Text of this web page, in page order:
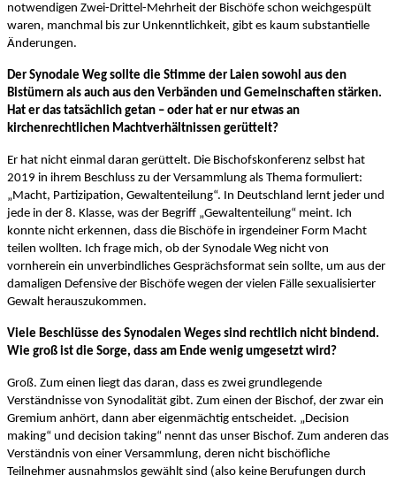
notwendigen Zwei-Drittel-Mehrheit der Bischöfe schon weichgespült
waren, manchmal bis zur Unkenntlichkeit, gibt es kaum substantielle
Änderungen.
Der Synodale Weg sollte die Stimme der Laien sowohl aus den
Bistümern als auch aus den Verbänden und Gemeinschaften stärken.
Hat er das tatsächlich getan – oder hat er nur etwas an
kirchenrechtlichen Machtverhältnissen gerüttelt?
Er hat nicht einmal daran gerüttelt. Die Bischofskonferenz selbst hat
2019 in ihrem Beschluss zu der Versammlung als Thema formuliert:
„Macht, Partizipation, Gewaltenteilung“. In Deutschland lernt jeder und
jede in der 8. Klasse, was der Begriff „Gewaltenteilung“ meint. Ich
konnte nicht erkennen, dass die Bischöfe in irgendeiner Form Macht
teilen wollten. Ich frage mich, ob der Synodale Weg nicht von
vornherein ein unverbindliches Gesprächsformat sein sollte, um aus der
damaligen Defensive der Bischöfe wegen der vielen Fälle sexualisierter
Gewalt herauszukommen.
Viele Beschlüsse des Synodalen Weges sind rechtlich nicht bindend.
Wie groß ist die Sorge, dass am Ende wenig umgesetzt wird?
Groß. Zum einen liegt das daran, dass es zwei grundlegende
Verständnisse von Synodalität gibt. Zum einen der Bischof, der zwar ein
Gremium anhört, dann aber eigenmächtig entscheidet. „Decision
making“ und decision taking“ nennt das unser Bischof. Zum anderen das
Verständnis von einer Versammlung, deren nicht bischöfliche
Teilnehmer ausnahmslos gewählt sind (also keine Berufungen durch